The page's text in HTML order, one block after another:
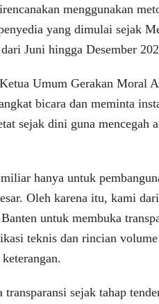
menggunakan
yang dimulai sejak
Juni hingga Desember
Umum Gerakan Moral
bicara dan meminta
sejak dini guna mencegah
hanya untuk
Oleh karena itu, kami
untuk membuka
teknis dan rincian
transparansi sejak tahap